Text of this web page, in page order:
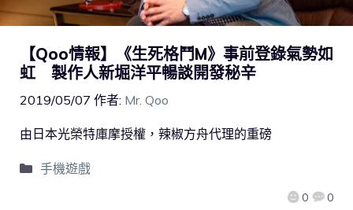
【Qoo情報】《生死格鬥M》事前登錄氣勢如
虹 製作人新堀洋平暢談開發秘辛
2019/05/07 作者: Mr. Qoo
0 0
由日本光榮特庫摩授權，辣椒方舟代理的重磅
手機遊戲